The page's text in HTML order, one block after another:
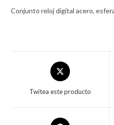
Conjunto reloj digital acero,
Twitea este producto